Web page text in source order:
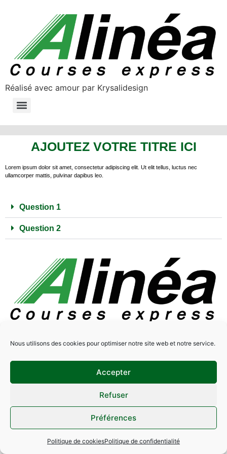
Nous utilisons des cookies pour optimiser notre site web et notre service.
Accepter
Refuser
Préférences
Politique de cookiesPolitique de confidentialité
Réalisé avec amour par Krysalidesign
AJOUTEZ VOTRE TITRE ICI
Lorem ipsum dolor sit amet, consectetur adipiscing elit. Ut elit tellus, luctus nec
ullamcorper mattis, pulvinar dapibus leo.
Question 1
Question 2
Mentions légales
Politique de cookies
Politique de confidentialité
Site réalisé par Krysalidesign
Contact
Tous droits réservés